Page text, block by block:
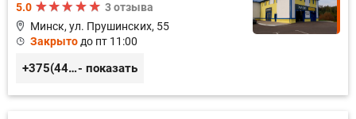
5.0
3 отзыва
Минск, ул. Прушинских, 55
Закрыто до пт 11:00
+375(44) 559-27-77- показать